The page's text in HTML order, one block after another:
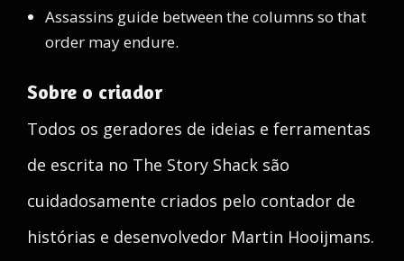
Assassins guide between the columns so that
order may endure.
Sobre o criador
Todos os geradores de ideias e ferramentas
de escrita no The Story Shack são
cuidadosamente criados pelo contador de
histórias e desenvolvedor Martin Hooijmans.